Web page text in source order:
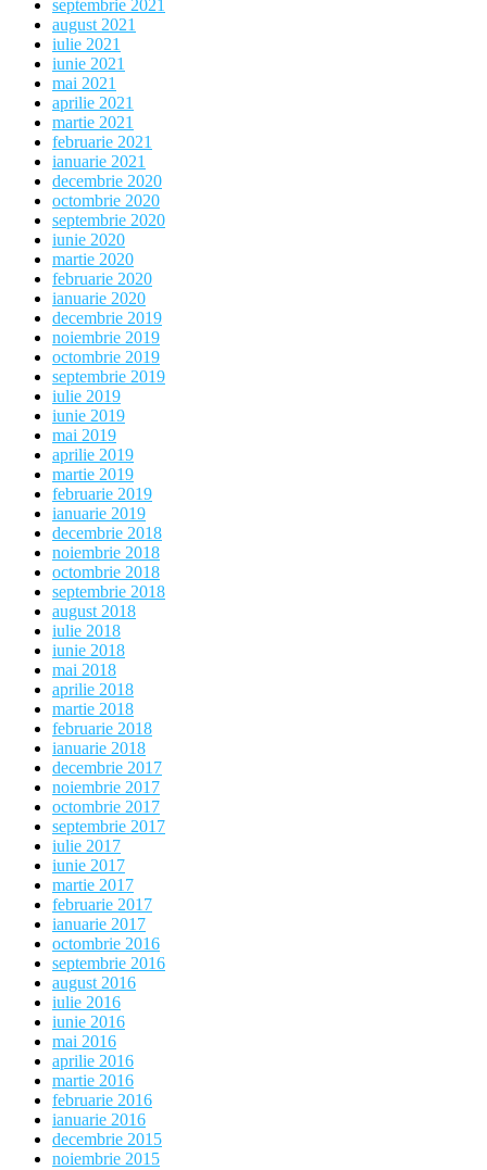
septembrie 2021
august 2021
iulie 2021
iunie 2021
mai 2021
aprilie 2021
martie 2021
februarie 2021
ianuarie 2021
decembrie 2020
octombrie 2020
septembrie 2020
iunie 2020
martie 2020
februarie 2020
ianuarie 2020
decembrie 2019
noiembrie 2019
octombrie 2019
septembrie 2019
iulie 2019
iunie 2019
mai 2019
aprilie 2019
martie 2019
februarie 2019
ianuarie 2019
decembrie 2018
noiembrie 2018
octombrie 2018
septembrie 2018
august 2018
iulie 2018
iunie 2018
mai 2018
aprilie 2018
martie 2018
februarie 2018
ianuarie 2018
decembrie 2017
noiembrie 2017
octombrie 2017
septembrie 2017
iulie 2017
iunie 2017
martie 2017
februarie 2017
ianuarie 2017
octombrie 2016
septembrie 2016
august 2016
iulie 2016
iunie 2016
mai 2016
aprilie 2016
martie 2016
februarie 2016
ianuarie 2016
decembrie 2015
noiembrie 2015